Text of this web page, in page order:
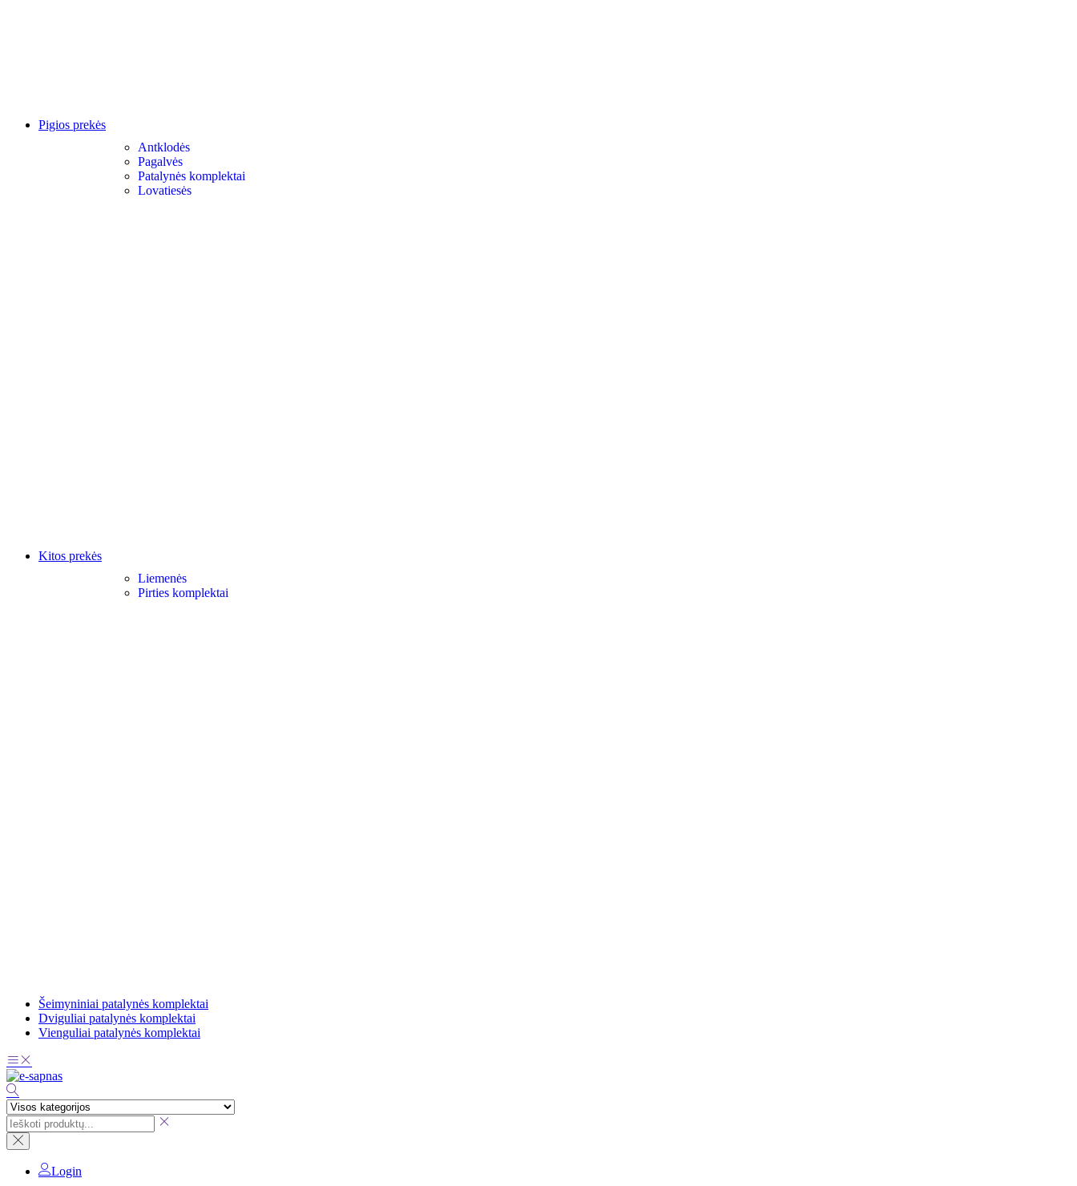
Pigios prekės
Antklodės
Pagalvės
Patalynės komplektai
Lovatiesės
Kitos prekės
Liemenės
Pirties komplektai
Šeimyniniai patalynės komplektai
Dviguliai patalynės komplektai
Vienguliai patalynės komplektai
Login